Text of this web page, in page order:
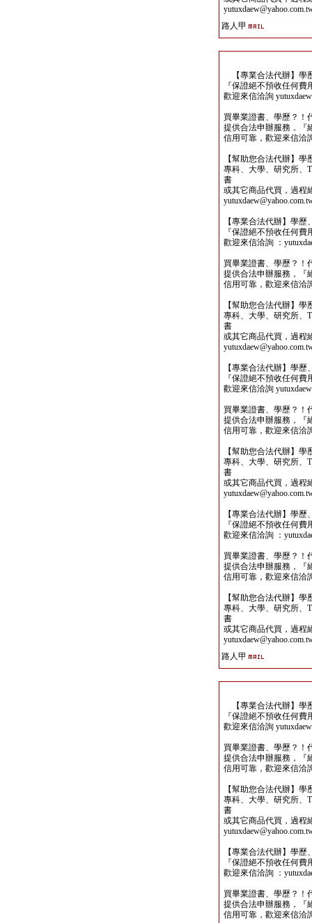
路人甲
【專業合法代辦】學
『保證絕不預收任何
歡迎來信洽詢
買畢業證書、學歷？！
提供合法申辦服務，『
信用可靠，歡迎來信洽
【幫助您合法代辦】
專科、大學、研究所、
書
或其它商品代買，過程
【專業合法代辦】學
『保證絕不預收任何
歡迎來信洽詢 ：
買畢業證書、學歷？！
提供合法申辦服務，『
信用可靠，歡迎來信洽
【幫助您合法代辦】
專科、大學、研究所、
書
或其它商品代買，過程
【專業合法代辦】學
『保證絕不預收任何
歡迎來信洽詢
買畢業證書、學歷？！
提供合法申辦服務，『
信用可靠，歡迎來信洽
【幫助您合法代辦】
專科、大學、研究所、
書
或其它商品代買，過程
【專業合法代辦】學
『保證絕不預收任何
歡迎來信洽詢 ：
買畢業證書、學歷？！
提供合法申辦服務，『
信用可靠，歡迎來信洽
【幫助您合法代辦】
專科、大學、研究所、
書
或其它商品代買，過程
路人甲
【專業合法代辦】學
『保證絕不預收任何
歡迎來信洽詢
買畢業證書、學歷？！
提供合法申辦服務，『
信用可靠，歡迎來信洽
【幫助您合法代辦】
專科、大學、研究所、
書
或其它商品代買，過程
【專業合法代辦】學
『保證絕不預收任何
歡迎來信洽詢 ：
買畢業證書、學歷？！
提供合法申辦服務，『
信用可靠，歡迎來信洽